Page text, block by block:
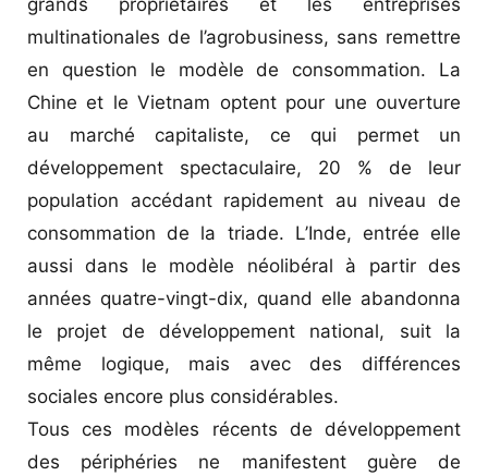
multinationales de l’agrobusiness, sans remettre
en question le modèle de consommation. La
Chine et le Vietnam optent pour une ouverture
au marché capitaliste, ce qui permet un
développement spectaculaire, 20 % de leur
population accédant rapidement au niveau de
consommation de la triade. L’Inde, entrée elle
aussi dans le modèle néolibéral à partir des
années quatre-vingt-dix, quand elle abandonna
le projet de développement national, suit la
même logique, mais avec des différences
sociales encore plus considérables.
Tous ces modèles récents de développement
des périphéries ne manifestent guère de